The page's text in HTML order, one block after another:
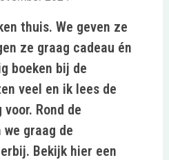
thuis. We geven ze
ze graag cadeau én
boeken bij de
veel en ik lees de
Rond de
graag de
Bekijk hier een